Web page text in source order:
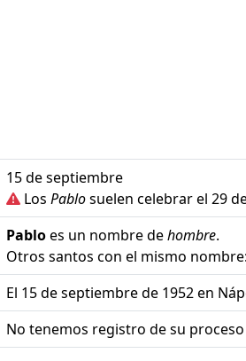
15 de septiembre
Los Pablosuelen celebrar el 29
Pabloes un nombre dehombre.
Otros santos con el mismo nombre:
el 15 de septiembre de 1952 en
No tenemos registro de su